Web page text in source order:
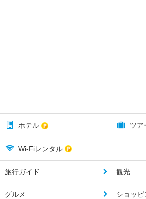
ホテル ツア
Wi-Fiレンタル
旅行ガイド 観光
グルメ ショッピ